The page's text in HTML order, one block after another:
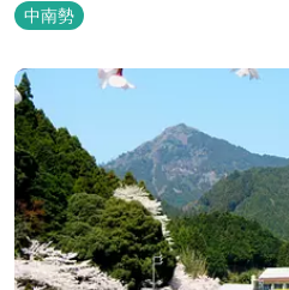
中南勢